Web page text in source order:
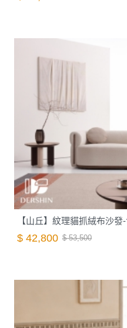
$ 42,800 $ 53,500